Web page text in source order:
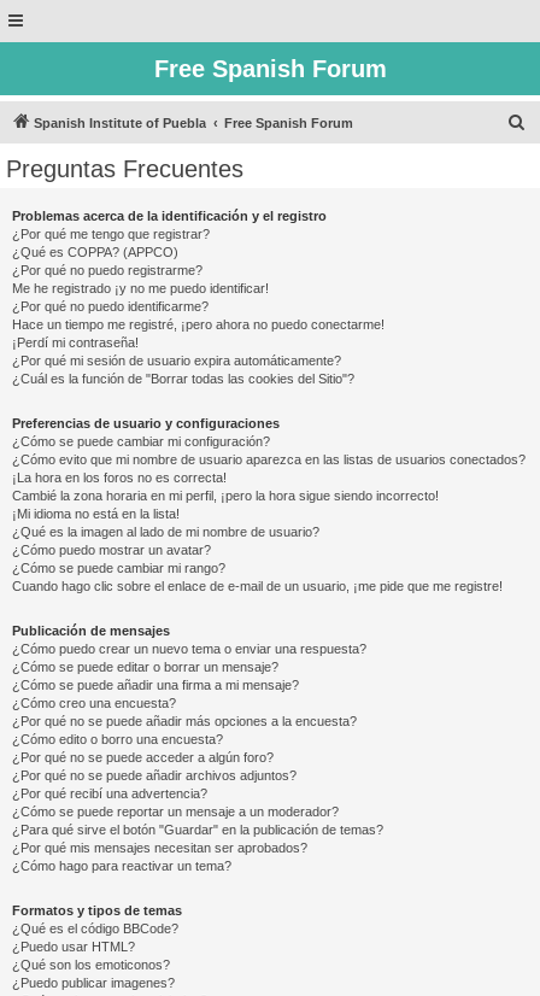
Free Spanish Forum
Spanish Institute of Puebla Free Spanish Forum
Preguntas Frecuentes
Problemas acerca de la identificación y el registro
¿Por qué me tengo que registrar?
¿Qué es COPPA? (APPCO)
¿Por qué no puedo registrarme?
Me he registrado ¡y no me puedo identificar!
¿Por qué no puedo identificarme?
Hace un tiempo me registré, ¡pero ahora no puedo conectarme!
¡Perdí mi contraseña!
¿Por qué mi sesión de usuario expira automáticamente?
¿Cuál es la función de "Borrar todas las cookies del Sitio"?
Preferencias de usuario y configuraciones
¿Cómo se puede cambiar mi configuración?
¿Cómo evito que mi nombre de usuario aparezca en las listas de usuarios conectados?
¡La hora en los foros no es correcta!
Cambié la zona horaria en mi perfil, ¡pero la hora sigue siendo incorrecto!
¡Mi idioma no está en la lista!
¿Qué es la imagen al lado de mi nombre de usuario?
¿Cómo puedo mostrar un avatar?
¿Cómo se puede cambiar mi rango?
Cuando hago clic sobre el enlace de e-mail de un usuario, ¡me pide que me registre!
Publicación de mensajes
¿Cómo puedo crear un nuevo tema o enviar una respuesta?
¿Cómo se puede editar o borrar un mensaje?
¿Cómo se puede añadir una firma a mi mensaje?
¿Cómo creo una encuesta?
¿Por qué no se puede añadir más opciones a la encuesta?
¿Cómo edito o borro una encuesta?
¿Por qué no se puede acceder a algún foro?
¿Por qué no se puede añadir archivos adjuntos?
¿Por qué recibí una advertencia?
¿Cómo se puede reportar un mensaje a un moderador?
¿Para qué sirve el botón "Guardar" en la publicación de temas?
¿Por qué mis mensajes necesitan ser aprobados?
¿Cómo hago para reactivar un tema?
Formatos y tipos de temas
¿Qué es el código BBCode?
¿Puedo usar HTML?
¿Qué son los emoticonos?
¿Puedo publicar imagenes?